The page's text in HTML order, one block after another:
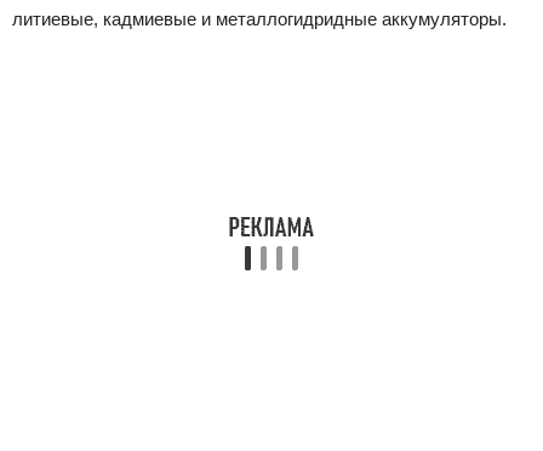
литиевые, кадмиевые и металлогидридные аккумуляторы.